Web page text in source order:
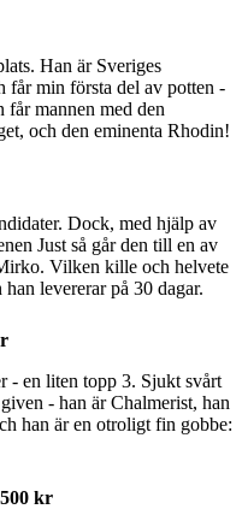
Han är Sveriges
får min första del av potten -
får mannen med den
och den eminenta Rhodin!
Dock, med hjälp av
Just så går den till en av
Vilken kille och helvete
levererar på 30 dagar.
- en liten topp 3. Sjukt svårt
- han är Chalmerist, han
han är en otroligt fin gobbe:
500 kr